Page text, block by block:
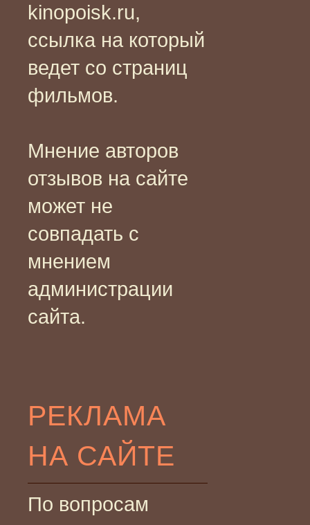
kinopoisk.ru,
ссылка на который
ведет со страниц
фильмов.
Мнение авторов
отзывов на сайте
может не
совпадать с
мнением
администрации
сайта.
РЕКЛАМА
НА САЙТЕ
По вопросам